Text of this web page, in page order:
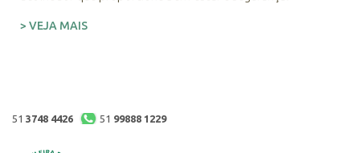
> VEJA MAIS
51 3748 4426 51 99888 1229